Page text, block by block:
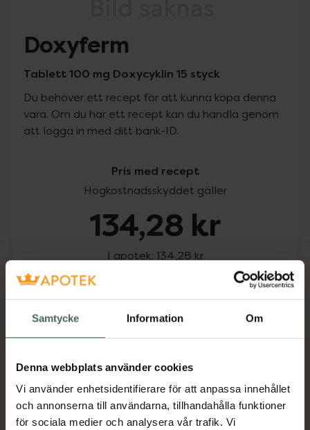
Samtycke Information Om
Denna webbplats använder cookies
Vi använder enhetsidentifierare för att anpassa innehållet
och annonserna till användarna, tillhandahålla funktioner
för sociala medier och analysera vår trafik. Vi
Doxyferm
Tablett 100 mg Doxycyklin 15 styck
Du behöver ett recept för att kunna köpa denna
vara. Om du har ett recept kan du handla genom
att logga in med ditt bank-ID.
Pris med recept
Högkostnadsskyddet gäller
134,28 kr
I apotek: 134,28 kr
Köp via ditt recept
Fler produkter från Doxyferm
Beskrivning Dölj